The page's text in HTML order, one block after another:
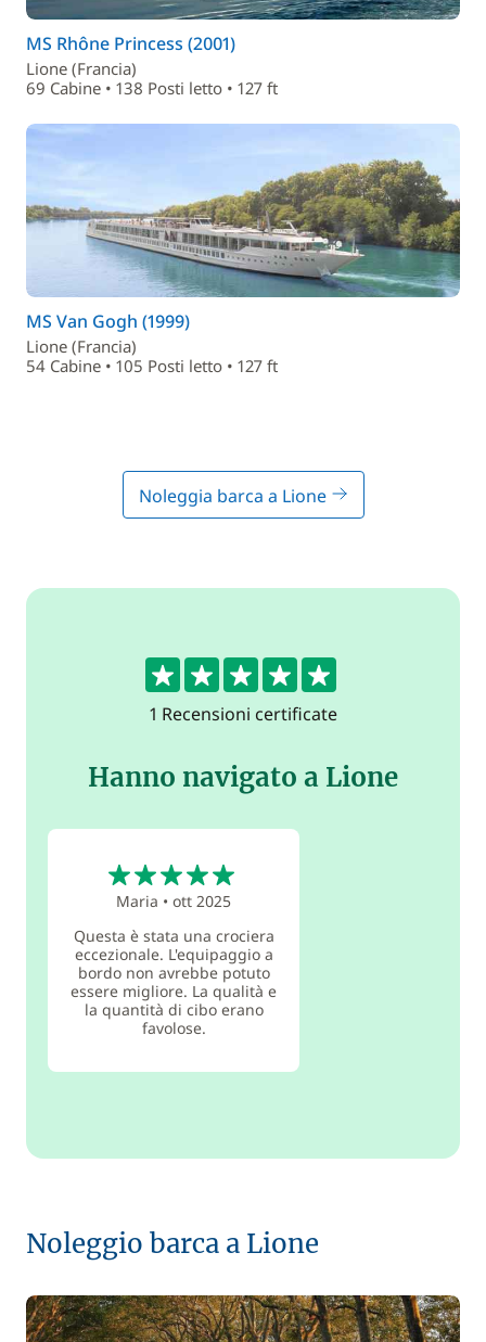
MS Rhône Princess (2001)
Lione (Francia)
69 Cabine • 138 Posti letto • 127 ft
MS Van Gogh (1999)
Lione (Francia)
54 Cabine • 105 Posti letto • 127 ft
Noleggia barca a Lione
5
1 Recensioni certificate
Hanno navigato a Lione
Maria •ott 2025
Questa è stata una crociera
eccezionale. L'equipaggio a
bordo non avrebbe potuto
essere migliore. La qualità e
la quantità di cibo erano
favolose.
Noleggio barca a Lione